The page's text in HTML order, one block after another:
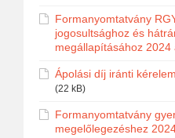
Formanyomtatvány
jogosultsághoz és
megállapításához 2024
Ápolási díj iránti
(22 kB)
Formanyomtatvány
megelőlegezéshez